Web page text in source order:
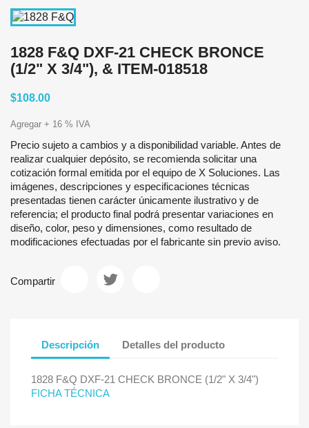
1828 F&Q DXF-21 CHECK BRONCE
(1/2" X 3/4"), & ITEM-018518
$108.00
Agregar + 16 % IVA
Precio sujeto a cambios y a disponibilidad variable. Antes de
realizar cualquier depósito, se recomienda solicitar una
cotización formal emitida por el equipo de X Soluciones. Las
imágenes, descripciones y especificaciones técnicas
presentadas tienen carácter únicamente ilustrativo y de
referencia; el producto final podrá presentar variaciones en
diseño, color, peso y dimensiones, como resultado de
modificaciones efectuadas por el fabricante sin previo aviso.
Compartir
Descripción Detalles del producto
1828 F&Q DXF-21 CHECK BRONCE (1/2" X 3/4")
FICHA TÉCNICA